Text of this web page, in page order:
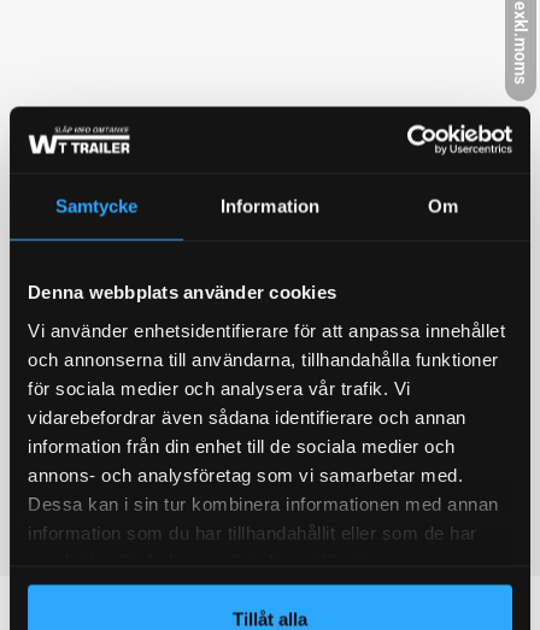
Samtycke Information Om
Denna webbplats använder cookies
Vi använder enhetsidentifierare för att anpassa innehållet
och annonserna till användarna, tillhandahålla funktioner
för sociala medier och analysera vår trafik. Vi
vidarebefordrar även sådana identifierare och annan
information från din enhet till de sociala medier och
annons- och analysföretag som vi samarbetar med.
Dessa kan i sin tur kombinera informationen med annan
information som du har tillhandahållit eller som de har
Tillåt alla
exkl.moms